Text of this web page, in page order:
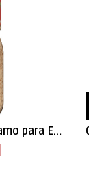
Caja Aderezo de Sesamo para Ensalada 1L x 8